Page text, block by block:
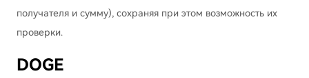
получателя и сумму), сохраняя при этом возможность их
проверки.
DOGE